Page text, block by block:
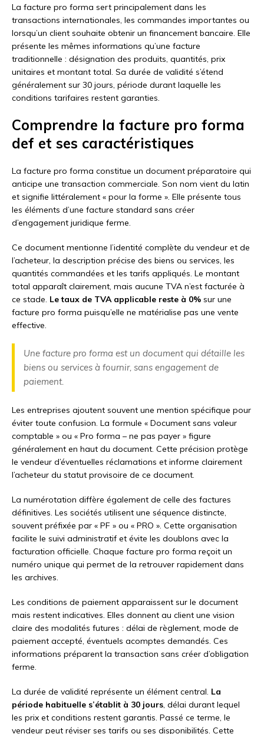
La facture pro forma sert principalement dans les
transactions internationales, les commandes importantes ou
lorsqu’un client souhaite obtenir un financement bancaire. Elle
présente les mêmes informations qu’une facture
traditionnelle : désignation des produits, quantités, prix
unitaires et montant total. Sa durée de validité s’étend
généralement sur 30 jours, période durant laquelle les
conditions tarifaires restent garanties.
Comprendre la facture pro forma
def et ses caractéristiques
La facture pro forma constitue un document préparatoire qui
anticipe une transaction commerciale. Son nom vient du latin
et signifie littéralement « pour la forme ». Elle présente tous
les éléments d’une facture standard sans créer
d’engagement juridique ferme.
Ce document mentionne l’identité complète du vendeur et de
l’acheteur, la description précise des biens ou services, les
quantités commandées et les tarifs appliqués. Le montant
total apparaît clairement, mais aucune TVA n’est facturée à
ce stade. Le taux de TVA applicable reste à 0% sur une
facture pro forma puisqu’elle ne matérialise pas une vente
effective.
Une facture pro forma est un document qui détaille les
biens ou services à fournir, sans engagement de
paiement.
Les entreprises ajoutent souvent une mention spécifique pour
éviter toute confusion. La formule « Document sans valeur
comptable » ou « Pro forma – ne pas payer » figure
généralement en haut du document. Cette précision protège
le vendeur d’éventuelles réclamations et informe clairement
l’acheteur du statut provisoire de ce document.
La numérotation diffère également de celle des factures
définitives. Les sociétés utilisent une séquence distincte,
souvent préfixée par « PF » ou « PRO ». Cette organisation
facilite le suivi administratif et évite les doublons avec la
facturation officielle. Chaque facture pro forma reçoit un
numéro unique qui permet de la retrouver rapidement dans
les archives.
Les conditions de paiement apparaissent sur le document
mais restent indicatives. Elles donnent au client une vision
claire des modalités futures : délai de règlement, mode de
paiement accepté, éventuels acomptes demandés. Ces
informations préparent la transaction sans créer d’obligation
ferme.
La durée de validité représente un élément central. La
période habituelle s’établit à 30 jours, délai durant lequel
les prix et conditions restent garantis. Passé ce terme, le
vendeur peut réviser ses tarifs ou ses disponibilités. Cette